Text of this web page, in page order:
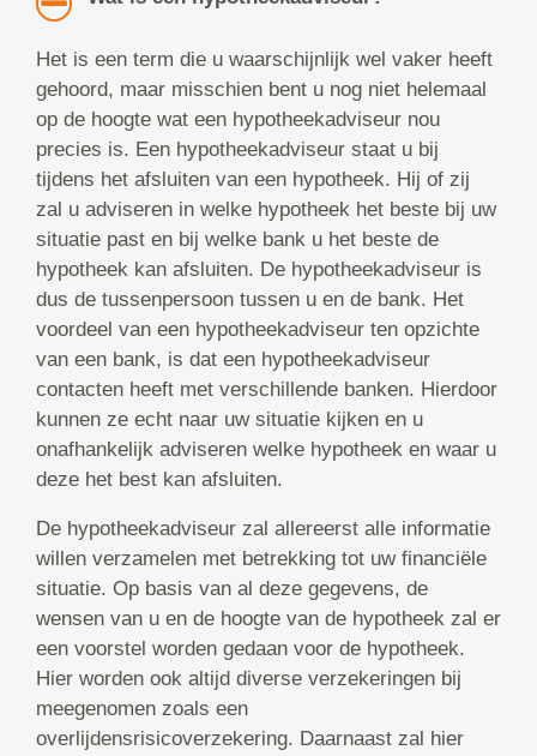
Het is een term die u waarschijnlijk wel vaker heeft
gehoord, maar misschien bent u nog niet helemaal
op de hoogte wat een hypotheekadviseur nou
precies is. Een hypotheekadviseur staat u bij
tijdens het afsluiten van een hypotheek. Hij of zij
zal u adviseren in welke hypotheek het beste bij uw
situatie past en bij welke bank u het beste de
hypotheek kan afsluiten. De hypotheekadviseur is
dus de tussenpersoon tussen u en de bank. Het
voordeel van een hypotheekadviseur ten opzichte
van een bank, is dat een hypotheekadviseur
contacten heeft met verschillende banken. Hierdoor
kunnen ze echt naar uw situatie kijken en u
onafhankelijk adviseren welke hypotheek en waar u
deze het best kan afsluiten.
De hypotheekadviseur zal allereerst alle informatie
willen verzamelen met betrekking tot uw financiële
situatie. Op basis van al deze gegevens, de
wensen van u en de hoogte van de hypotheek zal er
een voorstel worden gedaan voor de hypotheek.
Hier worden ook altijd diverse verzekeringen bij
meegenomen zoals een
overlijdensrisicoverzekering. Daarnaast zal hier